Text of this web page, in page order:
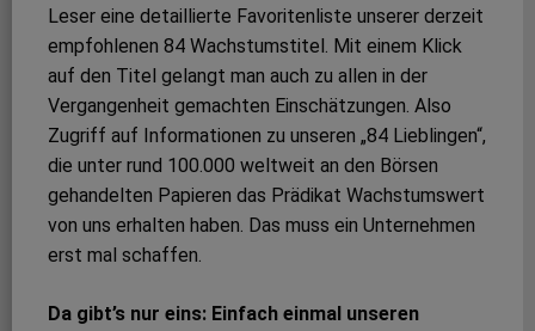
Leser eine detaillierte Favoritenliste unserer derzeit
empfohlenen 84 Wachstumstitel. Mit einem Klick
auf den Titel gelangt man auch zu allen in der
Vergangenheit gemachten Einschätzungen. Also
Zugriff auf Informationen zu unseren „84 Lieblingen“,
die unter rund 100.000 weltweit an den Börsen
gehandelten Papieren das Prädikat Wachstumswert
von uns erhalten haben. Das muss ein Unternehmen
erst mal schaffen.
Da gibt’s nur eins: Einfach einmal unseren